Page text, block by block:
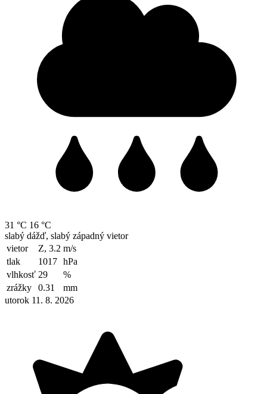
31 °C 16 °C
slabý dážď, slabý západný vietor
vietor
Z, 3.2 m/s
tlak
1017 hPa
vlhkosť 29
%
zrážky
0.31
mm
utorok 11. 8. 2026